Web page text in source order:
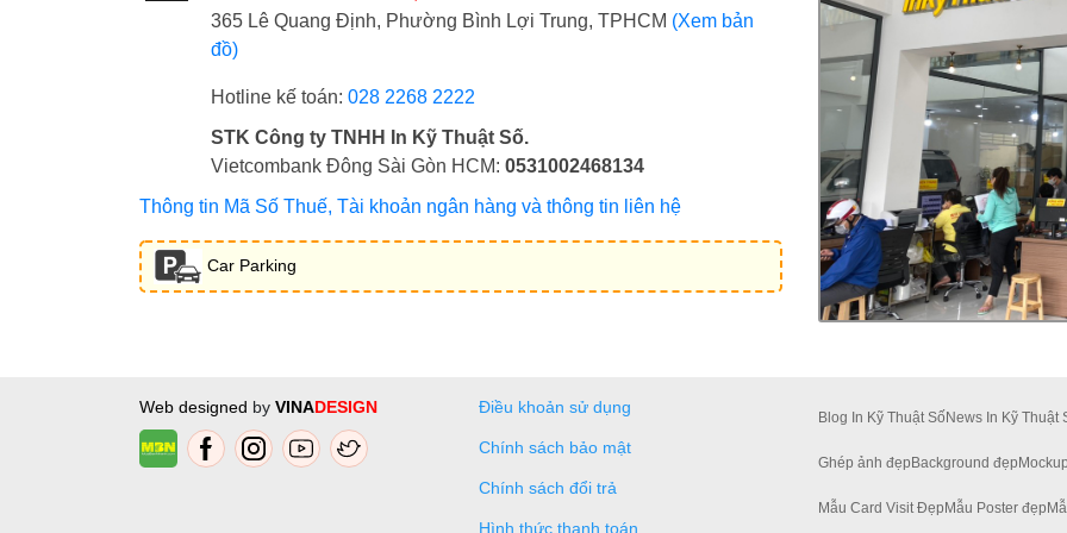
365 Lê Quang Định, Phường Bình Lợi Trung, TPHCM (Xem bản
đồ)
Hotline kế toán: 028 2268 2222
STK Công ty TNHH In Kỹ Thuật Số.
Vietcombank Đông Sài Gòn HCM: 0531002468134
Thông tin Mã Số Thuế, Tài khoản ngân hàng và thông tin liên hệ
Car Parking
Web designed by VINADESIGN Điều khoản sử dụng
Chính sách bảo mật
Chính sách đổi trả
Hình thức thanh toán
Blog In Kỹ Thuật SốNews In Kỹ Thuật
Ghép ảnh đẹpBackground đẹp
Mẫu Card Visit ĐẹpMẫu Poster đẹp